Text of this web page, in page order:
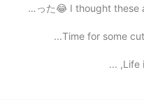
現実的な会話な会話と思っ
Time for some
Life